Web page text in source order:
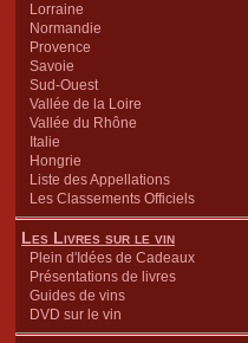
Lorraine
Normandie
Provence
Savoie
Sud-Ouest
Vallée de la Loire
Vallée du Rhône
Italie
Hongrie
Liste des Appellations
Les Classements Officiels
Les Livres sur le vin
Plein d'Idées de Cadeaux
Présentations de livres
Guides de vins
DVD sur le vin